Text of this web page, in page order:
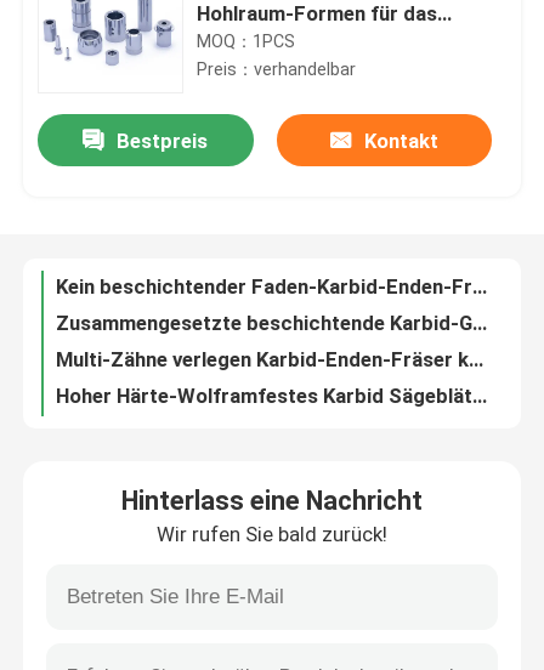
Produkte
VR Show
Fabrik Tour
Qualitätskontrolle
Referenzen
Hohlraum-Formen für das
Stempeln
MOQ：1PCS
Preis：verhandelbar
Bestpreis Kontakt
Hohe Verschleißfestigkeits-festes Karbid Sägeblatt-Karbid ringsum Sägeblätter
Nicht Standardwolframfestes Karbid-Rundschreiben Sägeblätter für das Fugen der maschineller Bearbeitung
Kundengebundenes Wolframfestes Karbid-Rundschreiben Sägeblätter für die Trennungs--Wegmaschinelle bearbeitung
Verschiedene Arten-Zähne verlegen Karbid-Enden-Fräser mit zusammengesetzter Beschichtung
Hinterlass eine Nachricht
Wir rufen Sie bald zurück!